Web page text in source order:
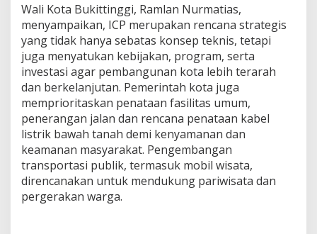
Wali Kota Bukittinggi, Ramlan Nurmatias,
menyampaikan, ICP merupakan rencana strategis
yang tidak hanya sebatas konsep teknis, tetapi
juga menyatukan kebijakan, program, serta
investasi agar pembangunan kota lebih terarah
dan berkelanjutan. Pemerintah kota juga
memprioritaskan penataan fasilitas umum,
penerangan jalan dan rencana penataan kabel
listrik bawah tanah demi kenyamanan dan
keamanan masyarakat. Pengembangan
transportasi publik, termasuk mobil wisata,
direncanakan untuk mendukung pariwisata dan
pergerakan warga.